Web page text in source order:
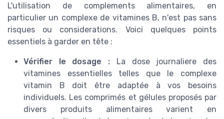
L'utilisation de complements alimentaires, en
particulier un complexe de vitamines B, n'est pas sans
risques ou considerations. Voici quelques points
essentiels à garder en tête :
Vérifier le dosage : La dose journaliere des
vitamines essentielles telles que le complexe
vitamin B doit être adaptée à vos besoins
individuels. Les comprimés et gélules proposés par
divers produits alimentaires varient en